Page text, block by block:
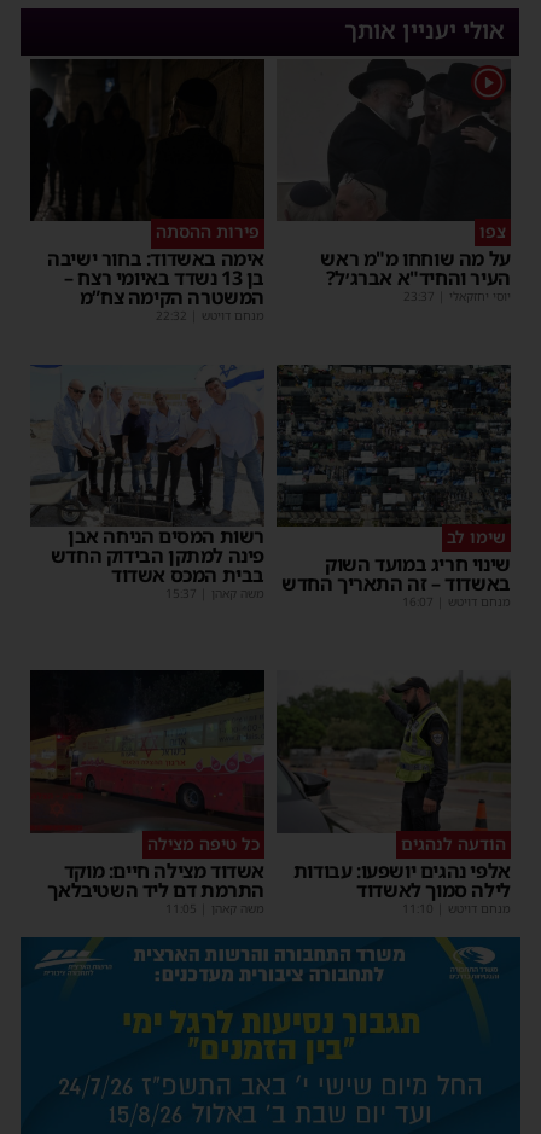
אולי יעניין אותך
1
צפו
על מה שוחחו מ"מ ראש
העיר והחיד"א אברג׳ל?
יוסי יחזקאלי 23:37
פירות ההסתה
אימה באשדוד: בחור ישיבה
בן 13 נשדד באיומי רצח –
המשטרה הקימה צח”מ
מנחם דויטש 22:32
שימו לב
שינוי חריג במועד השוק
באשדוד – זה התאריך החדש
מנחם דויטש 16:07
רשות המסים הניחה אבן
פינה למתקן הבידוק החדש
בבית המכס אשדוד
משה קאהן 15:37
הודעה לנהגים
אלפי נהגים יושפעו: עבודות
לילה סמוך לאשדוד
מנחם דויטש 11:10
כל טיפה מצילה
אשדוד מצילה חיים: מוקד
התרמת דם ליד השטיבלאך
משה קאהן 11:05